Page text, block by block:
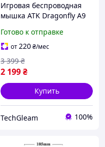
Игровая беспроводная
мышка ATK Dragonfly A9
подключения / Сенсор
PixArt 3395 / 26000 DPI /
White
Готово к отправке
от220₴/мес
2 199₴
3 399 ₴
Купить
TechGleam 100%